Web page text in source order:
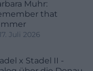
Muhr:
that
Juli 2026
x Stadel II -